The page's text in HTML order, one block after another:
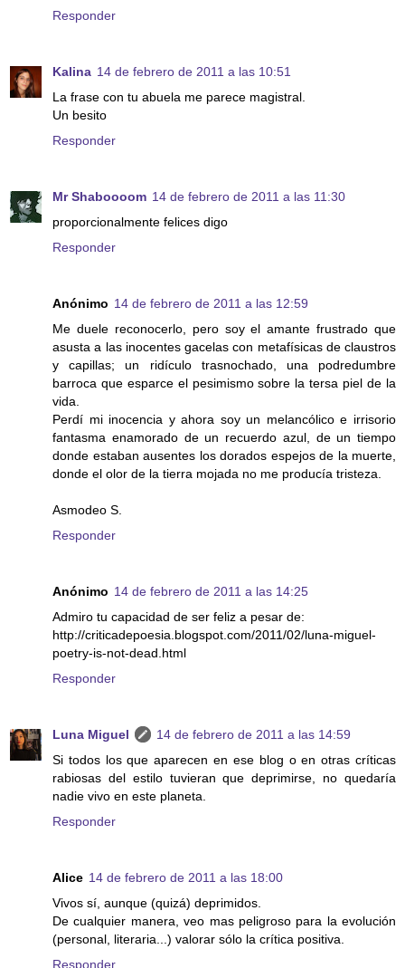
Responder
Kalina 14 de febrero de 2011 a las 10:51
La frase con tu abuela me parece magistral.
Un besito
Responder
Mr Shaboooom 14 de febrero de 2011 a las 11:30
proporcionalmente felices digo
Responder
Anónimo 14 de febrero de 2011 a las 12:59
Me duele reconocerlo, pero soy el amante frustrado que
asusta a las inocentes gacelas con metafísicas de claustros
y capillas; un ridículo trasnochado, una podredumbre
barroca que esparce el pesimismo sobre la tersa piel de la
vida.
Perdí mi inocencia y ahora soy un melancólico e irrisorio
fantasma enamorado de un recuerdo azul, de un tiempo
donde estaban ausentes los dorados espejos de la muerte,
donde el olor de la tierra mojada no me producía tristeza.
Asmodeo S.
Responder
Anónimo 14 de febrero de 2011 a las 14:25
Admiro tu capacidad de ser feliz a pesar de:
http://criticadepoesia.blogspot.com/2011/02/luna-miguel-
poetry-is-not-dead.html
Responder
Luna Miguel
14 de febrero de 2011 a las 14:59
Si todos los que aparecen en ese blog o en otras críticas
rabiosas del estilo tuvieran que deprimirse, no quedaría
nadie vivo en este planeta.
Responder
Alice 14 de febrero de 2011 a las 18:00
Vivos sí, aunque (quizá) deprimidos.
De cualquier manera, veo mas peligroso para la evolución
(personal, literaria...) valorar sólo la crítica positiva.
Responder